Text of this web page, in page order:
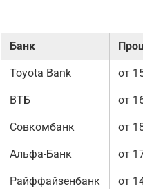
Банк
Toyota Bank от
ВТБ от
Совкомбанк от
Альфа-Банк от
Райффайзенбанк от